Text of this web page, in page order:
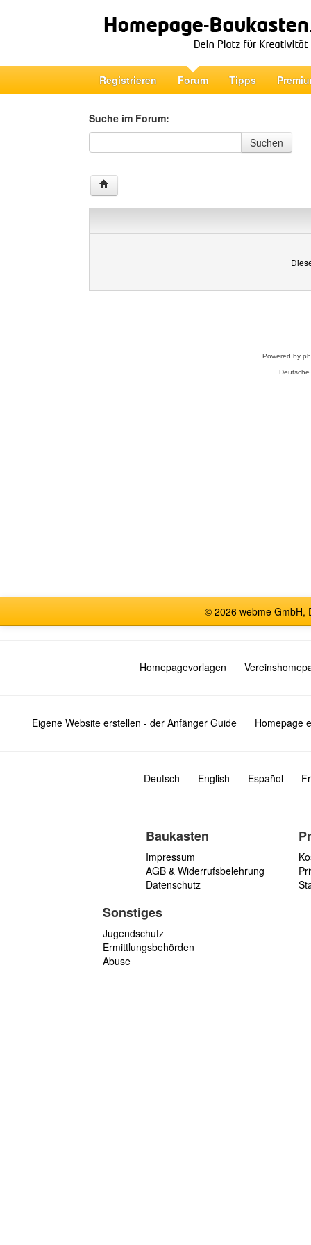
Registrieren Forum Tipps
Suche im Forum:
Suche im Forum
Suchen
Powered by
© 2026 webme GmbH,
Homepagevorlagen
Eigene Website erstellen - der Anfänger Guide Homepage
Deutsch English Español
Baukasten
Impressum
AGB & Widerrufsbelehrung
Datenschutz
Sonstiges
Jugendschutz
Ermittlungsbehörden
Abuse